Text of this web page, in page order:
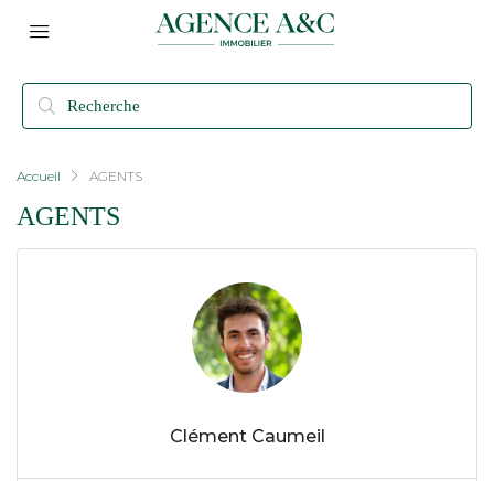
Accueil AGENTS
AGENTS
Clément Caumeil